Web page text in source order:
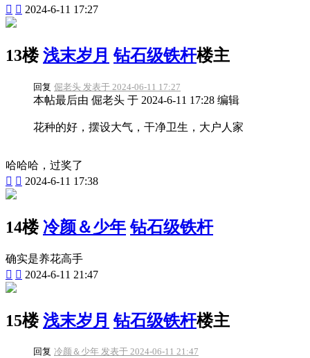
  2024-6-11 17:27
13楼 浅末岁月 钻石级铁杆楼主
回复 倔老头 发表于 2024-06-11 17:27
本帖最后由 倔老头 于 2024-6-11 17:28 编辑
花种的好，摆设大气，干净卫生，大户人家
哈哈哈，过奖了
  2024-6-11 17:38
14楼 冷颜＆少年 钻石级铁杆
确实是养花高手
  2024-6-11 21:47
15楼 浅末岁月 钻石级铁杆楼主
回复 冷颜＆少年 发表于 2024-06-11 21:47